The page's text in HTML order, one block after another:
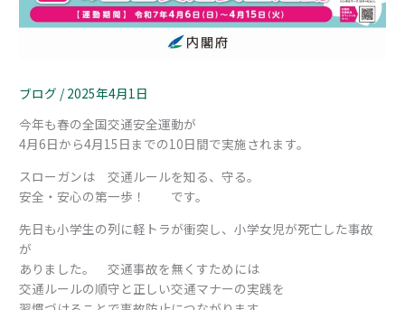
ブログ / 2025年4月1日
今年も春の全国交通安全運動が
4月6日から4月15日までの10日間で実施されます。
スローガンは 交通ルールを知る、守る。
安全・安心の第一歩！ です。
先日も小学生の列に軽トラが衝突し、小学女児が死亡した事故
が
ありました。 交通事故を無くすためには
交通ルールの順守と正しい交通マナーの実践を